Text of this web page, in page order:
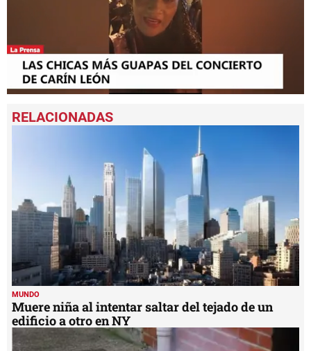
seconds
of
MUNDO
Muere niña al intentar saltar del tejado de un
edificio a otro en NY